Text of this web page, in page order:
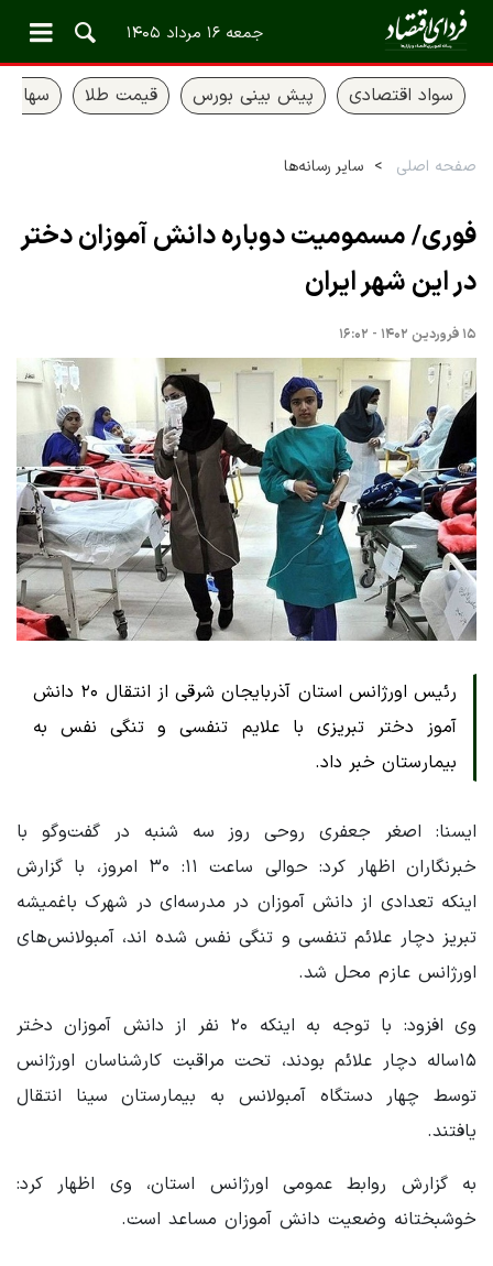
جمعه ۱۶ مرداد ۱۴۰۵
سواد اقتصادی پیش بینی بورس قیمت طلا سهام
صفحه اصلی سایر رسانه‌ها
فوری/ مسمومیت دوباره دانش آموزان دختر
در این شهر ایران
۱۵ فروردین ۱۴۰۲ - ۱۶:۰۲
رئیس اورژانس استان آذربایجان شرقی از انتقال ۲۰ دانش
آموز دختر تبریزی با علایم تنفسی و تنگی نفس به
بیمارستان خبر داد.
ایسنا: اصغر جعفری روحی روز سه شنبه در گفت‌وگو با
خبرنگاران اظهار کرد: حوالی ساعت ۱۱: ۳۰ امروز، با گزارش
اینکه تعدادی از دانش آموزان در مدرسه‌ای در شهرک باغمیشه
تبریز دچار علائم تنفسی و تنگی نفس شده اند، آمبولانس‌های
اورژانس عازم محل شد.
وی افزود: با توجه به اینکه ۲۰ نفر از دانش آموزان دختر
۱۵ساله دچار علائم بودند، تحت مراقبت کارشناسان اورژانس
توسط چهار دستگاه آمبولانس به بیمارستان سینا انتقال
یافتند.
به گزارش روابط عمومی اورژانس استان، وی اظهار کرد:
خوشبختانه وضعیت دانش آموزان مساعد است.